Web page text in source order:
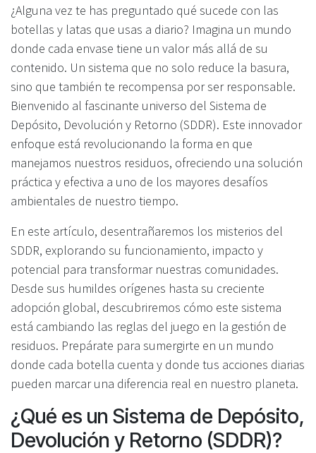
¿Alguna vez te has preguntado qué sucede con las
botellas y latas que usas a diario? Imagina un mundo
donde cada envase tiene un valor más allá de su
contenido. Un sistema que no solo reduce la basura,
sino que también te recompensa por ser responsable.
Bienvenido al fascinante universo del Sistema de
Depósito, Devolución y Retorno (SDDR). Este innovador
enfoque está revolucionando la forma en que
manejamos nuestros residuos, ofreciendo una solución
práctica y efectiva a uno de los mayores desafíos
ambientales de nuestro tiempo.
En este artículo, desentrañaremos los misterios del
SDDR, explorando su funcionamiento, impacto y
potencial para transformar nuestras comunidades.
Desde sus humildes orígenes hasta su creciente
adopción global, descubriremos cómo este sistema
está cambiando las reglas del juego en la gestión de
residuos. Prepárate para sumergirte en un mundo
donde cada botella cuenta y donde tus acciones diarias
pueden marcar una diferencia real en nuestro planeta.
¿Qué es un Sistema de Depósito,
Devolución y Retorno (SDDR)?